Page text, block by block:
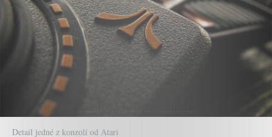
Detail jedné z konzolí od Atari